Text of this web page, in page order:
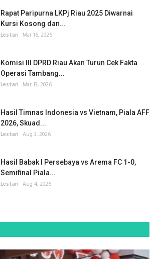
Rapat Paripurna LKPj Riau 2025 Diwarnai
Kursi Kosong dan...
Lestari Mar 16, 2026
Komisi III DPRD Riau Akan Turun Cek Fakta
Operasi Tambang...
Lestari Mar 13, 2026
Hasil Timnas Indonesia vs Vietnam, Piala AFF
2026, Skuad...
Lestari Aug 3, 2026
Hasil Babak I Persebaya vs Arema FC 1-0,
Semifinal Piala...
Lestari Aug 4, 2026